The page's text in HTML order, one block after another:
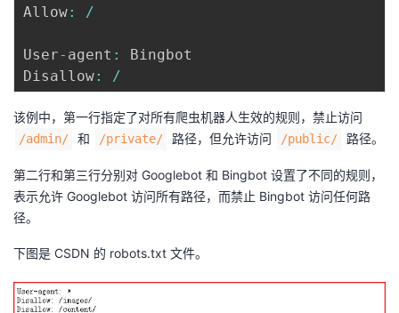
Allow: /
User- agent :
Bingbot
Disallow: /
该例中，第一行指定了对所有爬虫机器人生效的规则，禁止访问
/admin/ 和 /private/ 路径，但允许访问 /public/ 路径。
第二行和第三行分别对 Googlebot 和 Bingbot 设置了不同的规则，
表示允许 Googlebot 访问所有路径，而禁止 Bingbot 访问任何路
径。
下图是 CSDN 的 robots.txt 文件。